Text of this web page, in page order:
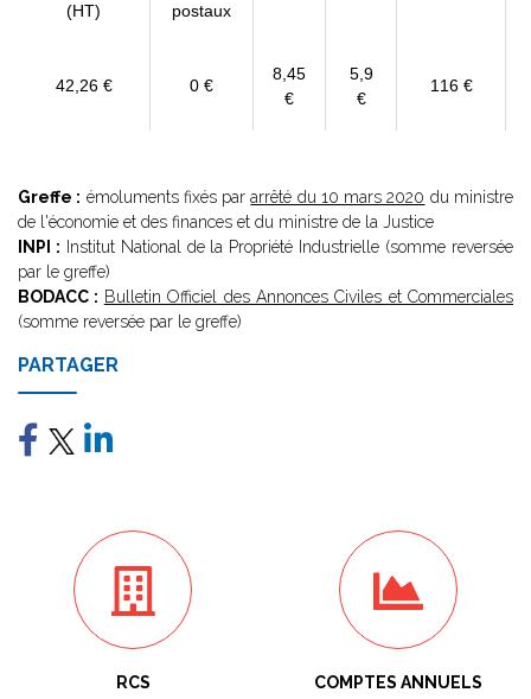
(HT)
postaux
42,26 € 0 €
8,45
€
5,9
€
116 €
Greffe : émoluments fixés pararrêté du 10 mars 2020 du ministre
de l'économie et des finances et du ministre de la Justice
INPI : Institut National de la Propriété Industrielle (somme reversée
par le greffe)
BODACC : Bulletin Officiel des Annonces Civiles et Commerciales
(somme reversée par le greffe)
PARTAGER
RCS COMPTES ANNUELS